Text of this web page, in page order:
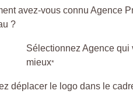
avez-vous connu Agence
?
Sélectionnez Agence qui
mieux*
déplacer le logo dans le